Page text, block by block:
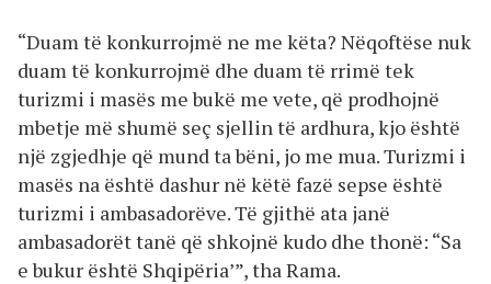
“Duam të konkurrojmë ne me këta? Nëqoftëse nuk
duam të konkurrojmë dhe duam të rrimë tek
turizmi i masës me bukë me vete, që prodhojnë
mbetje më shumë seç sjellin të ardhura, kjo është
një zgjedhje që mund ta bëni, jo me mua. Turizmi i
masës na është dashur në këtë fazë sepse është
turizmi i ambasadorëve. Të gjithë ata janë
ambasadorët tanë që shkojnë kudo dhe thonë: “Sa
e bukur është Shqipëria’”, tha Rama.